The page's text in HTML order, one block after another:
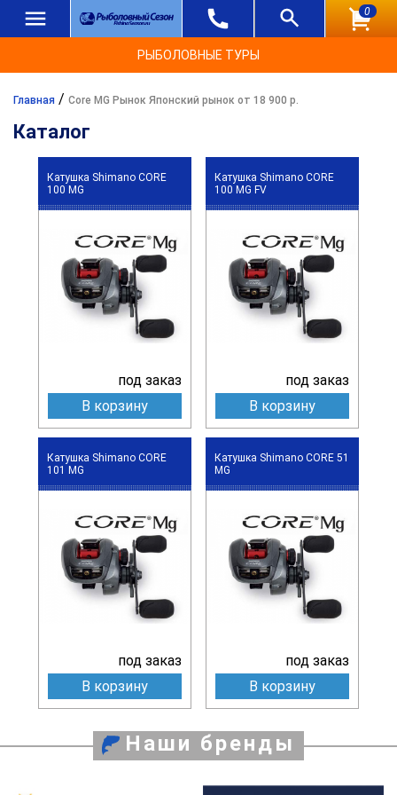
0
РЫБОЛОВНЫЕ ТУРЫ
Главная / Core MG Рынок Японский рынок от 18 900 р.
Каталог
Катушка Shimano CORE
100 MG
под заказ
В корзину
Катушка Shimano CORE
100 MG FV
под заказ
В корзину
Катушка Shimano CORE
101 MG
под заказ
В корзину
Катушка Shimano CORE 51
MG
под заказ
В корзину
Наши бренды